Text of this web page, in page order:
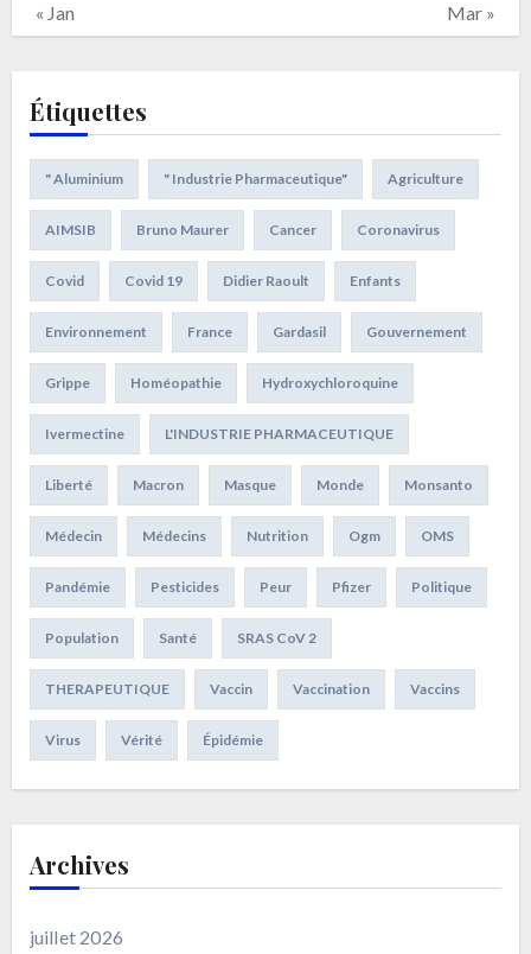
« Jan Mar »
Étiquettes
" Aluminium " Industrie Pharmaceutique" Agriculture
AIMSIB Bruno Maurer Cancer Coronavirus
Covid Covid 19 Didier Raoult Enfants
Environnement France Gardasil Gouvernement
Grippe Homéopathie Hydroxychloroquine
Ivermectine L'INDUSTRIE PHARMACEUTIQUE
Liberté Macron Masque Monde Monsanto
Médecin Médecins Nutrition Ogm OMS
Pandémie Pesticides Peur Pfizer Politique
Population Santé SRAS CoV 2
THERAPEUTIQUE Vaccin Vaccination Vaccins
Virus Vérité Épidémie
Archives
juillet 2026